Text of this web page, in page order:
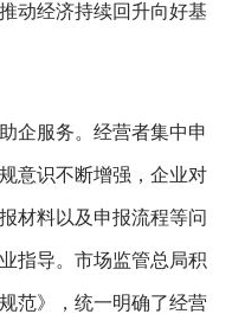
动经济持续回升向好基
企服务。经营者集中申
意识不断增强，企业对
材料以及申报流程等问
指导。市场监管总局积
范》，统一明确了经营